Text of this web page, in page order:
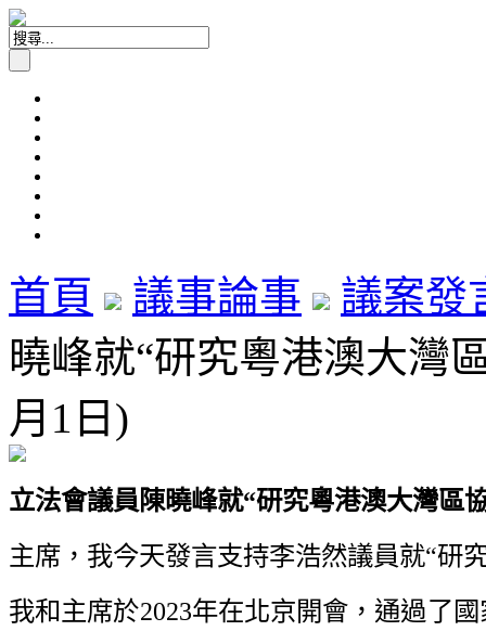
首頁 議事論事
議案發
曉峰就“研究粵港澳大灣
月1日)
立法會議員陳曉峰就“研究粵港澳大灣區
主席，我今天發言支持李浩然議員就“研
我和主席於2023年在北京開會，通過了